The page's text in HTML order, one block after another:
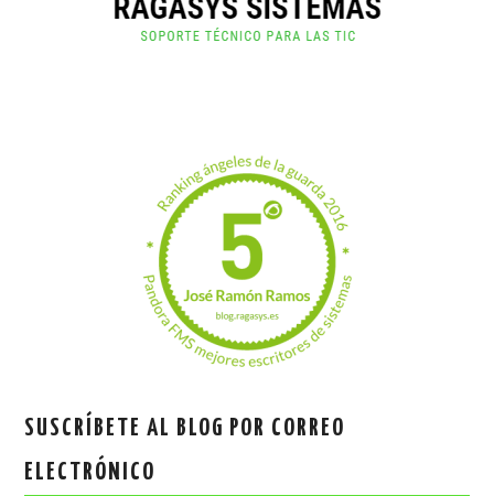
SUSCRÍBETE AL BLOG POR CORREO
ELECTRÓNICO